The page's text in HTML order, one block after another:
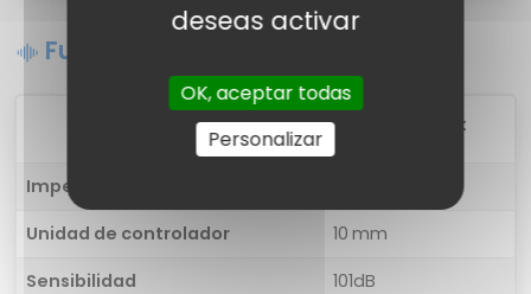
Funciones de sonido
Leaf Sport
Impedancia
Unidad de controlador
10 mm
Sensibilidad
101dB
deseas activar
OK, aceptar todas
Personalizar